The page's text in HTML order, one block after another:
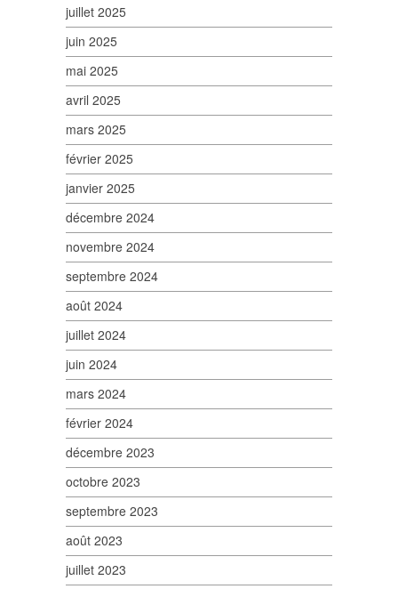
juillet 2025
juin 2025
mai 2025
avril 2025
mars 2025
février 2025
janvier 2025
décembre 2024
novembre 2024
septembre 2024
août 2024
juillet 2024
juin 2024
mars 2024
février 2024
décembre 2023
octobre 2023
septembre 2023
août 2023
juillet 2023